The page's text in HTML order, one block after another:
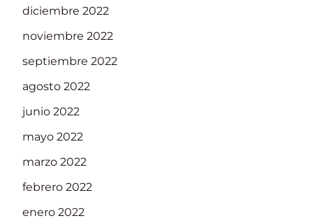
diciembre 2022
noviembre 2022
septiembre 2022
agosto 2022
junio 2022
mayo 2022
marzo 2022
febrero 2022
enero 2022